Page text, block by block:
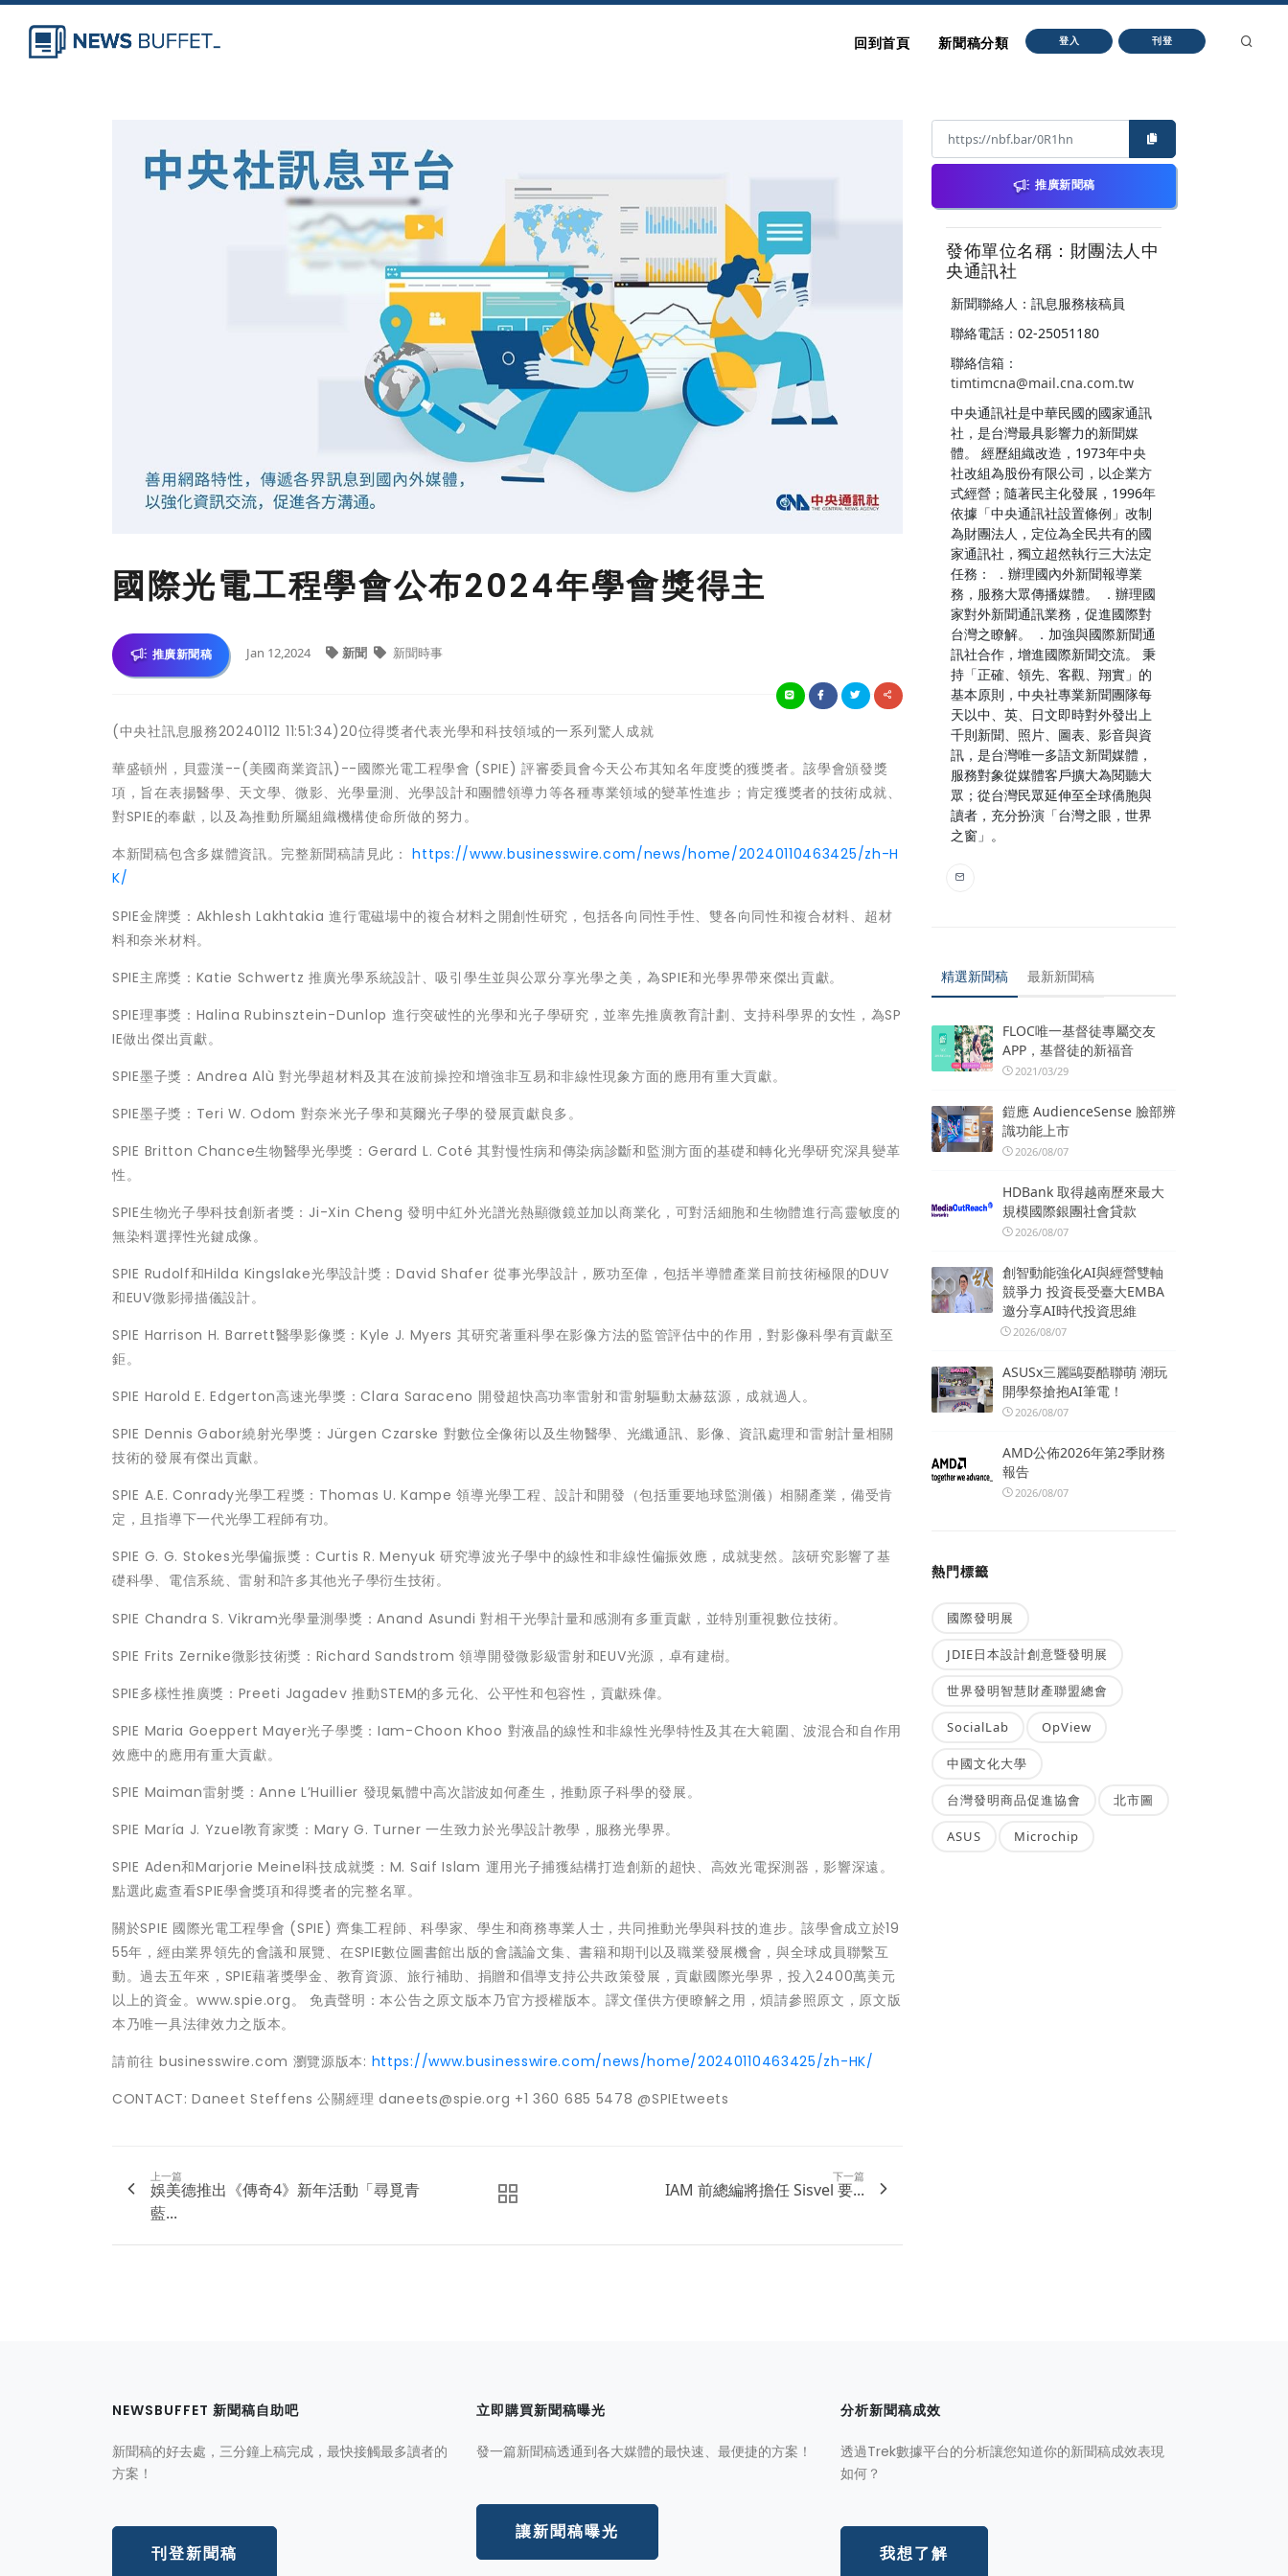
回到首頁 新聞稿分類 登入 刊登
國際光電工程學會公布2024年學會獎得主
推廣新聞稿 Jan 12,2024 新聞 新聞時事
(中央社訊息服務20240112 11:51:34)20位得獎者代表光學和科技領域的一系列驚人成就
華盛頓州，貝靈漢--(美國商業資訊)--國際光電工程學會 (SPIE) 評審委員會今天公布其知名年度獎的獲獎者。該學會頒發獎
項，旨在表揚醫學、天文學、微影、光學量測、光學設計和團體領導力等各種專業領域的變革性進步；肯定獲獎者的技術成就、
對SPIE的奉獻，以及為推動所屬組織機構使命所做的努力。
本新聞稿包含多媒體資訊。完整新聞稿請見此：https://www.businesswire.com/news/home/20240110463425/zh-H
K/
SPIE金牌獎：Akhlesh Lakhtakia 進行電磁場中的複合材料之開創性研究，包括各向同性手性、雙各向同性和複合材料、超材
料和奈米材料。
SPIE主席獎：Katie Schwertz 推廣光學系統設計、吸引學生並與公眾分享光學之美，為SPIE和光學界帶來傑出貢獻。
SPIE理事獎：Halina Rubinsztein-Dunlop 進行突破性的光學和光子學研究，並率先推廣教育計劃、支持科學界的女性，為SP
IE做出傑出貢獻。
SPIE墨子獎：Andrea Alù 對光學超材料及其在波前操控和增強非互易和非線性現象方面的應用有重大貢獻。
SPIE墨子獎：Teri W. Odom 對奈米光子學和莫爾光子學的發展貢獻良多。
SPIE Britton Chance生物醫學光學獎：Gerard L. Coté 其對慢性病和傳染病診斷和監測方面的基礎和轉化光學研究深具變革
性。
SPIE生物光子學科技創新者獎：Ji-Xin Cheng 發明中紅外光譜光熱顯微鏡並加以商業化，可對活細胞和生物體進行高靈敏度的
無染料選擇性光鍵成像。
SPIE Rudolf和Hilda Kingslake光學設計獎：David Shafer 從事光學設計，厥功至偉，包括半導體產業目前技術極限的DUV
和EUV微影掃描儀設計。
SPIE Harrison H. Barrett醫學影像獎：Kyle J. Myers 其研究著重科學在影像方法的監管評估中的作用，對影像科學有貢獻至
鉅。
SPIE Harold E. Edgerton高速光學獎：Clara Saraceno 開發超快高功率雷射和雷射驅動太赫茲源，成就過人。
SPIE Dennis Gabor繞射光學獎：Jürgen Czarske 對數位全像術以及生物醫學、光纖通訊、影像、資訊處理和雷射計量相關
技術的發展有傑出貢獻。
SPIE A.E. Conrady光學工程獎：Thomas U. Kampe 領導光學工程、設計和開發（包括重要地球監測儀）相關產業，備受肯
定，且指導下一代光學工程師有功。
SPIE G. G. Stokes光學偏振獎：Curtis R. Menyuk 研究導波光子學中的線性和非線性偏振效應，成就斐然。該研究影響了基
礎科學、電信系統、雷射和許多其他光子學衍生技術。
SPIE Chandra S. Vikram光學量測學獎：Anand Asundi 對相干光學計量和感測有多重貢獻，並特別重視數位技術。
SPIE Frits Zernike微影技術獎：Richard Sandstrom 領導開發微影級雷射和EUV光源，卓有建樹。
SPIE多樣性推廣獎：Preeti Jagadev 推動STEM的多元化、公平性和包容性，貢獻殊偉。
SPIE Maria Goeppert Mayer光子學獎：Iam-Choon Khoo 對液晶的線性和非線性光學特性及其在大範圍、波混合和自作用
效應中的應用有重大貢獻。
SPIE Maiman雷射獎：Anne L’Huillier 發現氣體中高次諧波如何產生，推動原子科學的發展。
SPIE María J. Yzuel教育家獎：Mary G. Turner 一生致力於光學設計教學，服務光學界。
SPIE Aden和Marjorie Meinel科技成就獎：M. Saif Islam 運用光子捕獲結構打造創新的超快、高效光電探測器，影響深遠。
點選此處查看SPIE學會獎項和得獎者的完整名單。
關於SPIE 國際光電工程學會 (SPIE) 齊集工程師、科學家、學生和商務專業人士，共同推動光學與科技的進步。該學會成立於19
55年，經由業界領先的會議和展覽、在SPIE數位圖書館出版的會議論文集、書籍和期刊以及職業發展機會，與全球成員聯繫互
動。過去五年來，SPIE藉著獎學金、教育資源、旅行補助、捐贈和倡導支持公共政策發展，貢獻國際光學界，投入2400萬美元
以上的資金。www.spie.org。 免責聲明：本公告之原文版本乃官方授權版本。譯文僅供方便瞭解之用，煩請參照原文，原文版
本乃唯一具法律效力之版本。
請前往 businesswire.com 瀏覽源版本: https://www.businesswire.com/news/home/20240110463425/zh-HK/
CONTACT: Daneet Steffens 公關經理 daneets@spie.org +1 360 685 5478 @SPIEtweets
上一篇
娛美德推出《傳奇4》新年活動「尋覓青
藍...
下一篇
IAM 前總編將擔任 Sisvel 要...
推廣新聞稿
發佈單位名稱：財團法人中
央通訊社
新聞聯絡人：訊息服務核稿員
聯絡電話：02-25051180
聯絡信箱：
timtimcna@mail.cna.com.tw
中央通訊社是中華民國的國家通訊
社，是台灣最具影響力的新聞媒
體。 經歷組織改造，1973年中央
社改組為股份有限公司，以企業方
式經營；隨著民主化發展，1996年
依據「中央通訊社設置條例」改制
為財團法人，定位為全民共有的國
家通訊社，獨立超然執行三大法定
任務： ．辦理國內外新聞報導業
務，服務大眾傳播媒體。 ．辦理國
家對外新聞通訊業務，促進國際對
台灣之瞭解。 ．加強與國際新聞通
訊社合作，增進國際新聞交流。 秉
持「正確、領先、客觀、翔實」的
基本原則，中央社專業新聞團隊每
天以中、英、日文即時對外發出上
千則新聞、照片、圖表、影音與資
訊，是台灣唯一多語文新聞媒體，
服務對象從媒體客戶擴大為閱聽大
眾；從台灣民眾延伸至全球僑胞與
讀者，充分扮演「台灣之眼，世界
之窗」。
精選新聞稿 最新新聞稿
FLOC唯一基督徒專屬交友
APP，基督徒的新福音
2021/03/29
鎧應 AudienceSense 臉部辨
識功能上市
2026/08/07
HDBank 取得越南歷來最大
規模國際銀團社會貸款
2026/08/07
創智動能強化AI與經營雙軸
競爭力 投資長受臺大EMBA
邀分享AI時代投資思維
2026/08/07
ASUSx三麗鷗耍酷聯萌 潮玩
開學祭搶抱AI筆電！
2026/08/07
AMD公佈2026年第2季財務
報告
2026/08/07
熱門標籤
國際發明展
JDIE日本設計創意暨發明展
世界發明智慧財產聯盟總會
SocialLab OpView
中國文化大學
台灣發明商品促進協會 北市圖
ASUS Microchip
NEWSBUFFET 新聞稿自助吧
新聞稿的好去處，三分鐘上稿完成，最快接觸最多讀者的
方案！
刊登新聞稿
立即購買新聞稿曝光
發一篇新聞稿透通到各大媒體的最快速、最便捷的方案！
讓新聞稿曝光
分析新聞稿成效
透過Trek數據平台的分析讓您知道你的新聞稿成效表現
如何？
我想了解